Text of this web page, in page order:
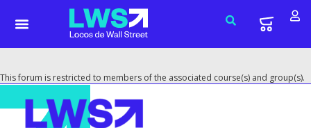
This forum is restricted to members of the associated course(s) and group(s).